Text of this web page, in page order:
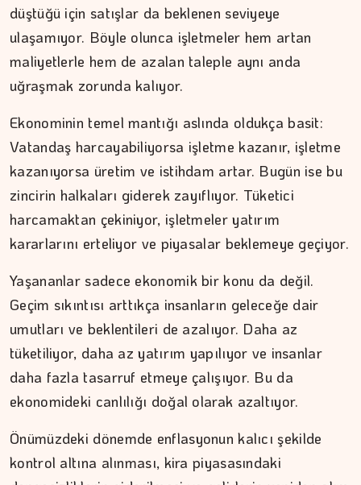
düştüğü için satışlar da beklenen seviyeye
ulaşamıyor. Böyle olunca işletmeler hem artan
maliyetlerle hem de azalan taleple aynı anda
uğraşmak zorunda kalıyor.
Ekonominin temel mantığı aslında oldukça basit:
Vatandaş harcayabiliyorsa işletme kazanır, işletme
kazanıyorsa üretim ve istihdam artar. Bugün ise bu
zincirin halkaları giderek zayıflıyor. Tüketici
harcamaktan çekiniyor, işletmeler yatırım
kararlarını erteliyor ve piyasalar beklemeye geçiyor.
Yaşananlar sadece ekonomik bir konu da değil.
Geçim sıkıntısı arttıkça insanların geleceğe dair
umutları ve beklentileri de azalıyor. Daha az
tüketiliyor, daha az yatırım yapılıyor ve insanlar
daha fazla tasarruf etmeye çalışıyor. Bu da
ekonomideki canlılığı doğal olarak azaltıyor.
Önümüzdeki dönemde enflasyonun kalıcı şekilde
kontrol altına alınması, kira piyasasındaki
İPEK KOCAMAN
Kitap kafenin rafları arasında…